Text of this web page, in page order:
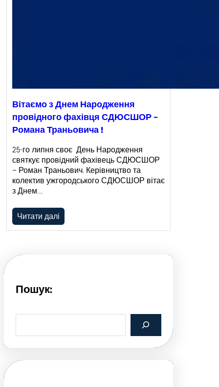
Вітаємо з Днем Народження
провідного фахівця СДЮСШОР –
Романа Траньовича !
25-го липня своє День Народження
святкує провідний фахівець СДЮСШОР
– Роман Траньович. Керівництво та
колектив ужгородського СДЮСШОР вітає
з Днем…
Читати далі
Пошук:
a
c